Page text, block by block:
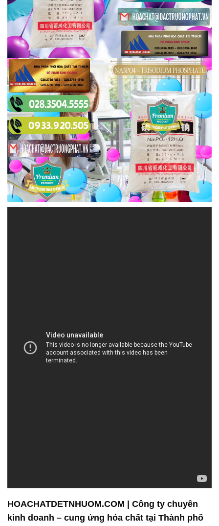
HOACHATDETNHUOM.COM | Công ty chuyên
kinh doanh – cung ứng hóa chất tại Thành phố